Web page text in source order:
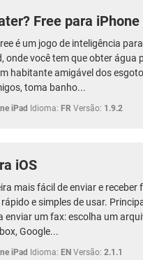
Free para
é um jogo de inteligência
onde você tem que obter água
habitante amigável dos
toma banho...
iPad Idioma: FR Versão: 1.9.2
iOS
mais fácil de enviar e receber
e simples de usar.
enviar um fax: escolha um
Google...
iPad Idioma: EN Versão: 2.1.1